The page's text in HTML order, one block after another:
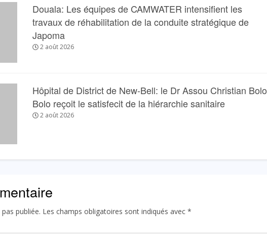
Douala: Les équipes de CAMWATER intensifient les
travaux de réhabilitation de la conduite stratégique de
Japoma
2 août 2026
Hôpital de District de New-Bell: le Dr Assou Christian Bolo
Bolo reçoit le satisfecit de la hiérarchie sanitaire
2 août 2026
publiée. Les champs obligatoires sont indiqués avec *